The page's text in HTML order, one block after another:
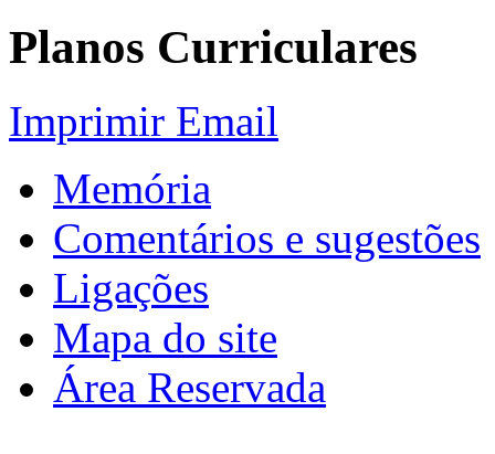
Planos Curriculares
Imprimir Email
Memória
Comentários e sugestões
Ligações
Mapa do site
Área Reservada